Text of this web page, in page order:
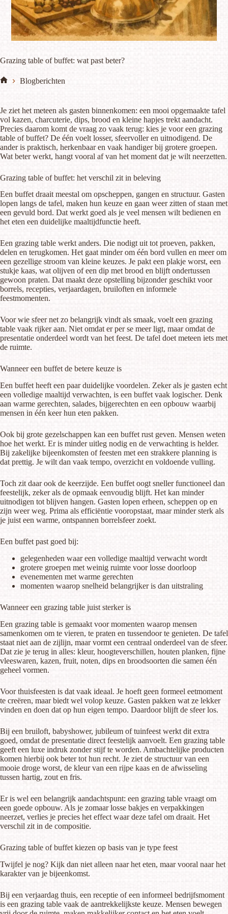
Grazing table of buffet: wat past beter?
Blogberichten
Je ziet het meteen als gasten binnenkomen: een mooi opgemaakte tafel
vol kazen, charcuterie, dips, brood en kleine hapjes trekt aandacht.
Precies daarom komt de vraag zo vaak terug: kies je voor een grazing
table of buffet? De één voelt losser, sfeervoller en uitnodigend. De
ander is praktisch, herkenbaar en vaak handiger bij grotere groepen.
Wat beter werkt, hangt vooral af van het moment dat je wilt neerzetten.
Grazing table of buffet: het verschil zit in beleving
Een buffet draait meestal om opscheppen, gangen en structuur. Gasten
lopen langs de tafel, maken hun keuze en gaan weer zitten of staan met
een gevuld bord. Dat werkt goed als je veel mensen wilt bedienen en
het eten een duidelijke maaltijdfunctie heeft.
Een grazing table werkt anders. Die nodigt uit tot proeven, pakken,
delen en terugkomen. Het gaat minder om één bord vullen en meer om
een gezellige stroom van kleine keuzes. Je pakt een plakje worst, een
stukje kaas, wat olijven of een dip met brood en blijft ondertussen
gewoon praten. Dat maakt deze opstelling bijzonder geschikt voor
borrels, recepties, verjaardagen, bruiloften en informele
feestmomenten.
Voor wie sfeer net zo belangrijk vindt als smaak, voelt een grazing
table vaak rijker aan. Niet omdat er per se meer ligt, maar omdat de
presentatie onderdeel wordt van het feest. De tafel doet meteen iets met
de ruimte.
Wanneer een buffet de betere keuze is
Een buffet heeft een paar duidelijke voordelen. Zeker als je gasten echt
een volledige maaltijd verwachten, is een buffet vaak logischer. Denk
aan warme gerechten, salades, bijgerechten en een opbouw waarbij
mensen in één keer hun eten pakken.
Ook bij grote gezelschappen kan een buffet rust geven. Mensen weten
hoe het werkt. Er is minder uitleg nodig en de verwachting is helder.
Bij zakelijke bijeenkomsten of feesten met een strakkere planning is
dat prettig. Je wilt dan vaak tempo, overzicht en voldoende vulling.
Toch zit daar ook de keerzijde. Een buffet oogt sneller functioneel dan
feestelijk, zeker als de opmaak eenvoudig blijft. Het kan minder
uitnodigen tot blijven hangen. Gasten lopen erheen, scheppen op en
zijn weer weg. Prima als efficiëntie vooropstaat, maar minder sterk als
je juist een warme, ontspannen borrelsfeer zoekt.
Een buffet past goed bij:
gelegenheden waar een volledige maaltijd verwacht wordt
grotere groepen met weinig ruimte voor losse doorloop
evenementen met warme gerechten
momenten waarop snelheid belangrijker is dan uitstraling
Wanneer een grazing table juist sterker is
Een grazing table is gemaakt voor momenten waarop mensen
samenkomen om te vieren, te praten en tussendoor te genieten. De tafel
staat niet aan de zijlijn, maar vormt een centraal onderdeel van de sfeer.
Dat zie je terug in alles: kleur, hoogteverschillen, houten planken, fijne
vleeswaren, kazen, fruit, noten, dips en broodsoorten die samen één
geheel vormen.
Voor thuisfeesten is dat vaak ideaal. Je hoeft geen formeel eetmoment
te creëren, maar biedt wel volop keuze. Gasten pakken wat ze lekker
vinden en doen dat op hun eigen tempo. Daardoor blijft de sfeer los.
Bij een bruiloft, babyshower, jubileum of tuinfeest werkt dit extra
goed, omdat de presentatie direct feestelijk aanvoelt. Een grazing table
geeft een luxe indruk zonder stijf te worden. Ambachtelijke producten
komen hierbij ook beter tot hun recht. Je ziet de structuur van een
mooie droge worst, de kleur van een rijpe kaas en de afwisseling
tussen hartig, zout en fris.
Er is wel een belangrijk aandachtspunt: een grazing table vraagt om
een goede opbouw. Als je zomaar losse bakjes en verpakkingen
neerzet, verlies je precies het effect waar deze tafel om draait. Het
verschil zit in de compositie.
Grazing table of buffet kiezen op basis van je type feest
Twijfel je nog? Kijk dan niet alleen naar het eten, maar vooral naar het
karakter van je bijeenkomst.
Bij een verjaardag thuis, een receptie of een informeel bedrijfsmoment
is een grazing table vaak de aantrekkelijkste keuze. Mensen bewegen